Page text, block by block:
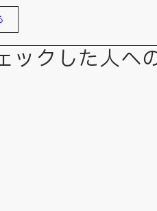
ックした人へ